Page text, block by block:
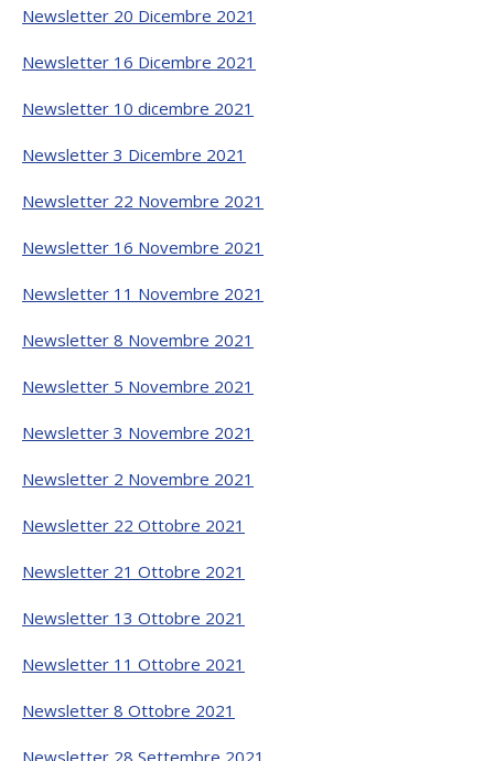
Newsletter 20 Dicembre 2021
Newsletter 16 Dicembre 2021
Newsletter 10 dicembre 2021
Newsletter 3 Dicembre 2021
Newsletter 22 Novembre 2021
Newsletter 16 Novembre 2021
Newsletter 11 Novembre 2021
Newsletter 8 Novembre 2021
Newsletter 5 Novembre 2021
Newsletter 3 Novembre 2021
Newsletter 2 Novembre 2021
Newsletter 22 Ottobre 2021
Newsletter 21 Ottobre 2021
Newsletter 13 Ottobre 2021
Newsletter 11 Ottobre 2021
Newsletter 8 Ottobre 2021
Newsletter 28 Settembre 2021